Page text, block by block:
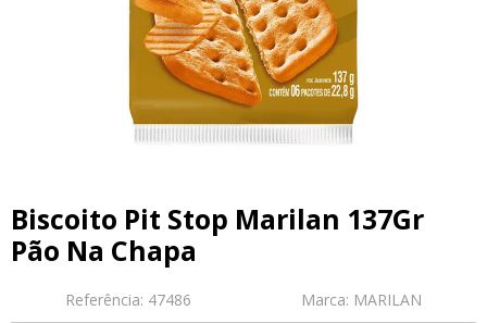
Biscoito Pit Stop Marilan 137Gr
Pão Na Chapa
Referência: 47486 Marca: MARILAN